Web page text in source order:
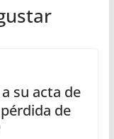
su acta de
de